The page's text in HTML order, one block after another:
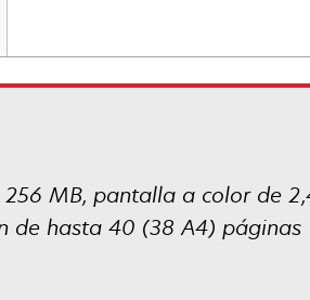
MB, pantalla a color de
de hasta 40 (38 A4) páginas